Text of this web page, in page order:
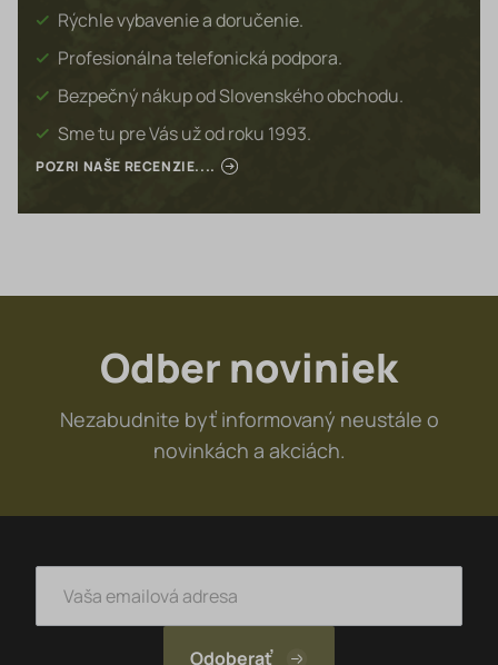
Rýchle vybavenie a doručenie.
Profesionálna telefonická podpora.
Bezpečný nákup od Slovenského obchodu.
Sme tu pre Vás už od roku 1993.
POZRI NAŠE RECENZIE....
Odber noviniek
Nezabudnite byť informovaný neustále o
novinkách a akciách.